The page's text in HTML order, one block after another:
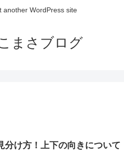
another WordPress site
まさブログ
分け方！上下の向きについて